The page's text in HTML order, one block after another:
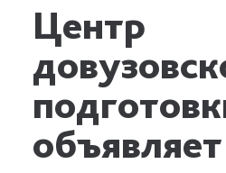
Центр